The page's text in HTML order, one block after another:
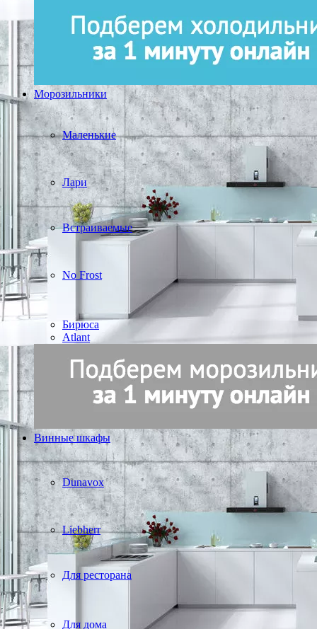
Морозильники
Маленькие
Лари
Встраиваемые
No Frost
Бирюса
Atlant
Винные шкафы
Dunavox
Liebherr
Для ресторана
Для дома